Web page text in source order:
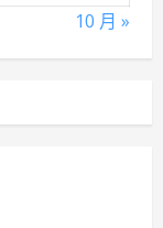
10 月 »